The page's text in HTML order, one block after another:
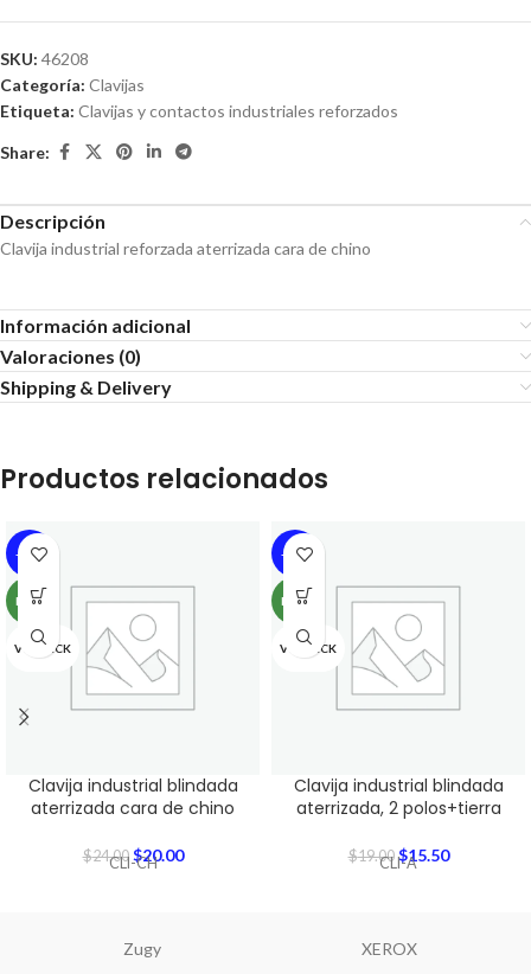
SKU: 46208
Categoría: Clavijas
Etiqueta: Clavijas y contactos industriales reforzados
Share:
Descripción
Clavija industrial reforzada aterrizada cara de chino
Información adicional
Valoraciones (0)
Shipping & Delivery
Productos relacionados
-17%
NEW
VOLTECK
Clavija industrial blindada
aterrizada cara de chino
$24.00 $20.00
CLI-CH
-18%
NEW
VOLTECK
Clavija industrial blindada
aterrizada, 2 polos+tierra
$19.00 $15.50
CLI-A
Zugy XEROX